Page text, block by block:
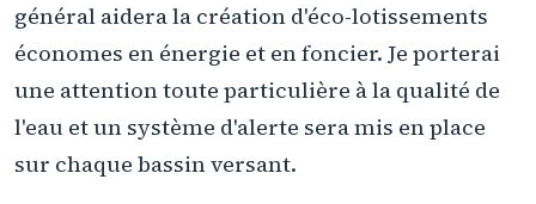
général aidera la création d'éco-lotissements
économes en énergie et en foncier. Je porterai
une attention toute particulière à la qualité de
l'eau et un système d'alerte sera mis en place
sur chaque bassin versant.